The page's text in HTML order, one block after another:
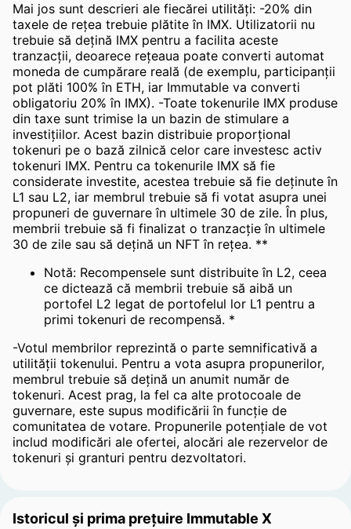
Mai jos sunt descrieri ale fiecărei utilități: -20% din
taxele de rețea trebuie plătite în IMX. Utilizatorii nu
trebuie să dețină IMX pentru a facilita aceste
tranzacții, deoarece rețeaua poate converti automat
moneda de cumpărare reală (de exemplu, participanții
pot plăti 100% în ETH, iar Immutable va converti
obligatoriu 20% în IMX). -Toate tokenurile IMX produse
din taxe sunt trimise la un bazin de stimulare a
investițiilor. Acest bazin distribuie proporțional
tokenuri pe o bază zilnică celor care investesc activ
tokenuri IMX. Pentru ca tokenurile IMX să fie
considerate investite, acestea trebuie să fie deținute în
L1 sau L2, iar membrul trebuie să fi votat asupra unei
propuneri de guvernare în ultimele 30 de zile. În plus,
membrii trebuie să fi finalizat o tranzacție în ultimele
30 de zile sau să dețină un NFT în rețea. **
Notă: Recompensele sunt distribuite în L2, ceea
ce dictează că membrii trebuie să aibă un
portofel L2 legat de portofelul lor L1 pentru a
primi tokenuri de recompensă. *
-Votul membrilor reprezintă o parte semnificativă a
utilității tokenului. Pentru a vota asupra propunerilor,
membrul trebuie să dețină un anumit număr de
tokenuri. Acest prag, la fel ca alte protocoale de
guvernare, este supus modificării în funcție de
comunitatea de votare. Propunerile potențiale de vot
includ modificări ale ofertei, alocări ale rezervelor de
tokenuri și granturi pentru dezvoltatori.
Istoricul și prima prețuire Immutable X